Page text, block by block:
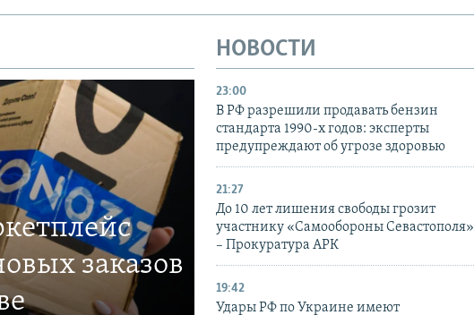
заказов
НОВОСТИ
23:00
В РФ разрешили продавать бензин
стандарта 1990-х годов: эксперты
предупреждают об угрозе здоровью
21:27
До 10 лет лишения свободы грозит
участнику «Самообороны Севастополя»
– Прокуратура АРК
19:42
Удары РФ по Украине имеют